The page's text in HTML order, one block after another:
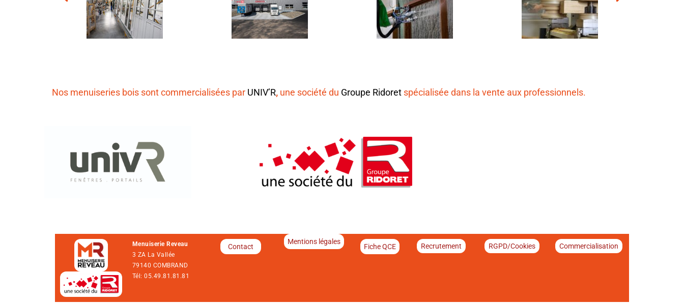
Nos menuiseries bois sont commercialisées par UNIV’R, une société du Groupe Ridoret spécialisée dans la vente aux professionnels.
Menuiserie Reveau
3 ZA La Vallée
79140 COMBRAND
Tél: 05.49.81.81.81
Contact
Mentions légales
Fiche QCE Recrutement RGPD/Cookies Commercialisation